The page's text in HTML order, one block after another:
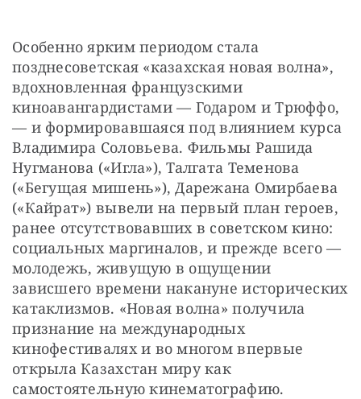
Особенно ярким периодом стала
позднесоветская «казахская новая волна»,
вдохновленная французскими
киноавангардистами — Годаром и Трюффо,
— и формировавшаяся под влиянием курса
Владимира Соловьева. Фильмы Рашида
Нугманова («Игла»), Талгата Теменова
(«Бегущая мишень»), Дарежана Омирбаева
(«Кайрат») вывели на первый план героев,
ранее отсутствовавших в советском кино:
социальных маргиналов, и прежде всего —
молодежь, живущую в ощущении
зависшего времени накануне исторических
катаклизмов. «Новая волна» получила
признание на международных
кинофестивалях и во многом впервые
открыла Казахстан миру как
самостоятельную кинематографию.